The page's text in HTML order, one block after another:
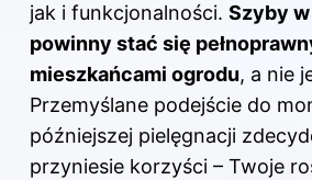
jak i funkcjonalności. Szyby
powinny stać się
mieszkańcami ogrodu, a nie
Przemyślane podejście do
późniejszej pielęgnacji
przyniesie korzyści – Twoje